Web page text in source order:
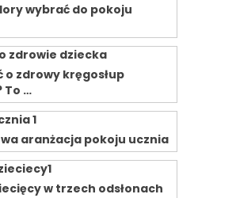
wybrać do pokoju
o zdrowy kręgosłup
To …
aranżacja pokoju ucznia
w trzech odsłonach